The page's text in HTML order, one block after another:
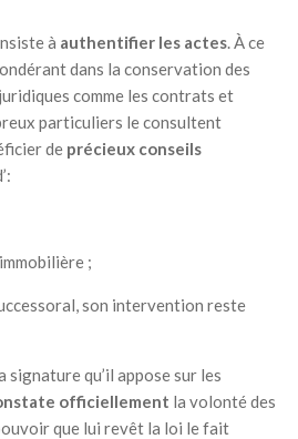
à authentifier les actes . À ce
dans la conservation des
comme les contrats et
particuliers le consultent
de précieux conseils
;
son intervention reste
signature qu’il appose sur les
officiellement la volonté des
que lui revêt la loi le fait